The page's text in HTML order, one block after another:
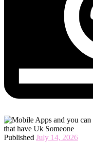
Published July 14, 2026